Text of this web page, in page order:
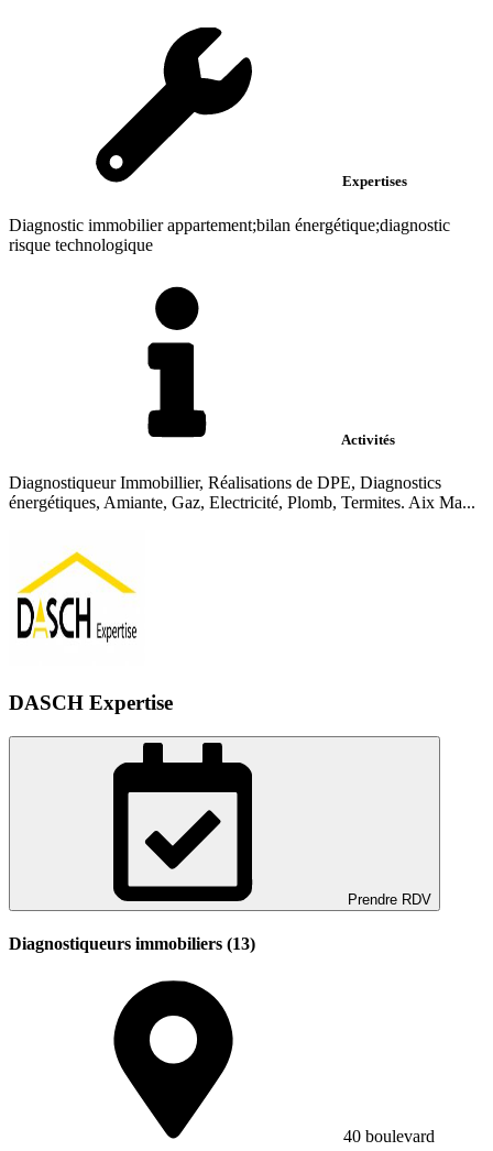
Expertises
Diagnostic immobilier appartement;bilan énergétique;diagnostic
risque technologique
Activités
Diagnostiqueur Immobillier, Réalisations de DPE, Diagnostics
énergétiques, Amiante, Gaz, Electricité, Plomb, Termites. Aix Ma...
DASCH Expertise
Prendre RDV
Diagnostiqueurs immobiliers (13)
40 boulevard